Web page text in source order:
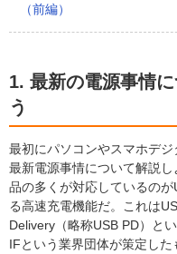
（前編）
1. 最新の電源事情
う
最初にパソコンやスマホデ
最新電源事情について解説
品の多くが対応しているのが
る高速充電機能だ。これは
Delivery（略称USB PD）と
IFという業界団体が策定した